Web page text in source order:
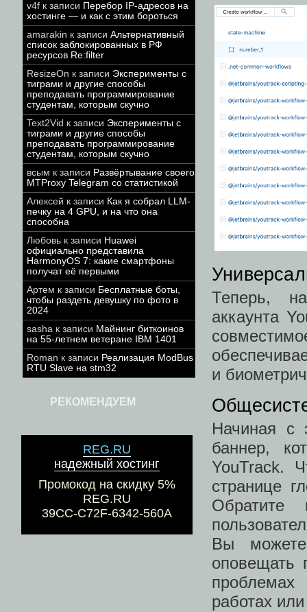
v4f к записи Перебор IP-адресов на
хостинге — и как с этим бороться
amarakin к записи Альтернативный
список заблокированных в РФ
ресурсов Re:filter
ResizeOn к записи Эксперименты с
тиграми и другие способы
преподавать программирование
студентам, которым скучно
Text2Vid к записи Эксперименты с
тиграми и другие способы
преподавать программирование
студентам, которым скучно
всым к записи Развёртывание своего
MTProxy Telegram со статистикой
Алексей к записи Как я собрал LLM-
печку на 4 GPU, и на что она
способна
Любовь к записи Huawei
официально представила
HarmonyOS 7: какие смартфоны
получат её первыми
Артем к записи Бесплатные боты,
чтобы раздеть девушку по фото в
2024
sasha к записи Майнинг биткоинов
на 55-летнем ветеране IBM 1401
Roman к записи Реализация ModBus
RTU Slave на stm32
РЕКОМЕНДУЕМ
REG.RU
надежный хостинг
Промокод на скидку 5%
REG.RU
39CC-C72F-6342-560A
Теперь,
аккаунта
и
Начиная с
баннер,
YouTrack.
странице
Вы можете
оповещать
проблемах
работах